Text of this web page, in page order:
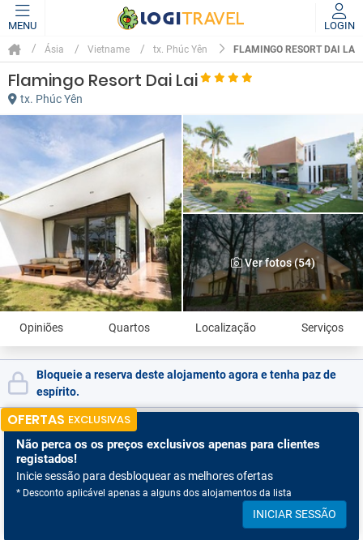
MENU LOGIN
Ásia Vietname tx. Phúc Yên FLAMINGO RESORT DAI LAI
Flamingo Resort Dai Lai
tx. Phúc Yên
Ver fotos (54)
Opiniões Quartos Localização Serviços
Bloqueie a reserva deste alojamento agora e tenha paz de
espírito.
OFERTAS EXCLUSIVAS
Não perca os os preços exclusivos apenas para clientes
registados!
Inicie sessão para desbloquear as melhores ofertas
* Desconto aplicável apenas a alguns dos alojamentos da lista
INICIAR SESSÃO